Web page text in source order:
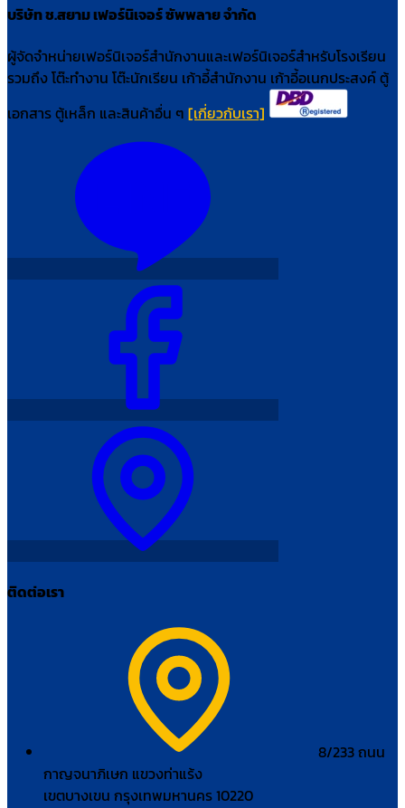
บริษัท ช.สยาม เฟอร์นิเจอร์ ซัพพลาย จำกัด
ผู้จัดจำหน่ายเฟอร์นิเจอร์สำนักงานและเฟอร์นิเจอร์สำหรับโรงเรียน
รวมถึง โต๊ะทำงาน โต๊ะนักเรียน เก้าอี้สำนักงาน เก้าอี้อเนกประสงค์ ตู้
เอกสาร ตู้เหล็ก และสินค้าอื่น ๆ [เกี่ยวกับเรา]
ติดต่อเรา
8/233 ถนน
กาญจนาภิเษก แขวงท่าแร้ง
เขตบางเขน กรุงเทพมหานคร 10220